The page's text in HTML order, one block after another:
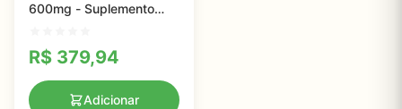
600mg - Suplemento
R$ 379,94
Adicionar